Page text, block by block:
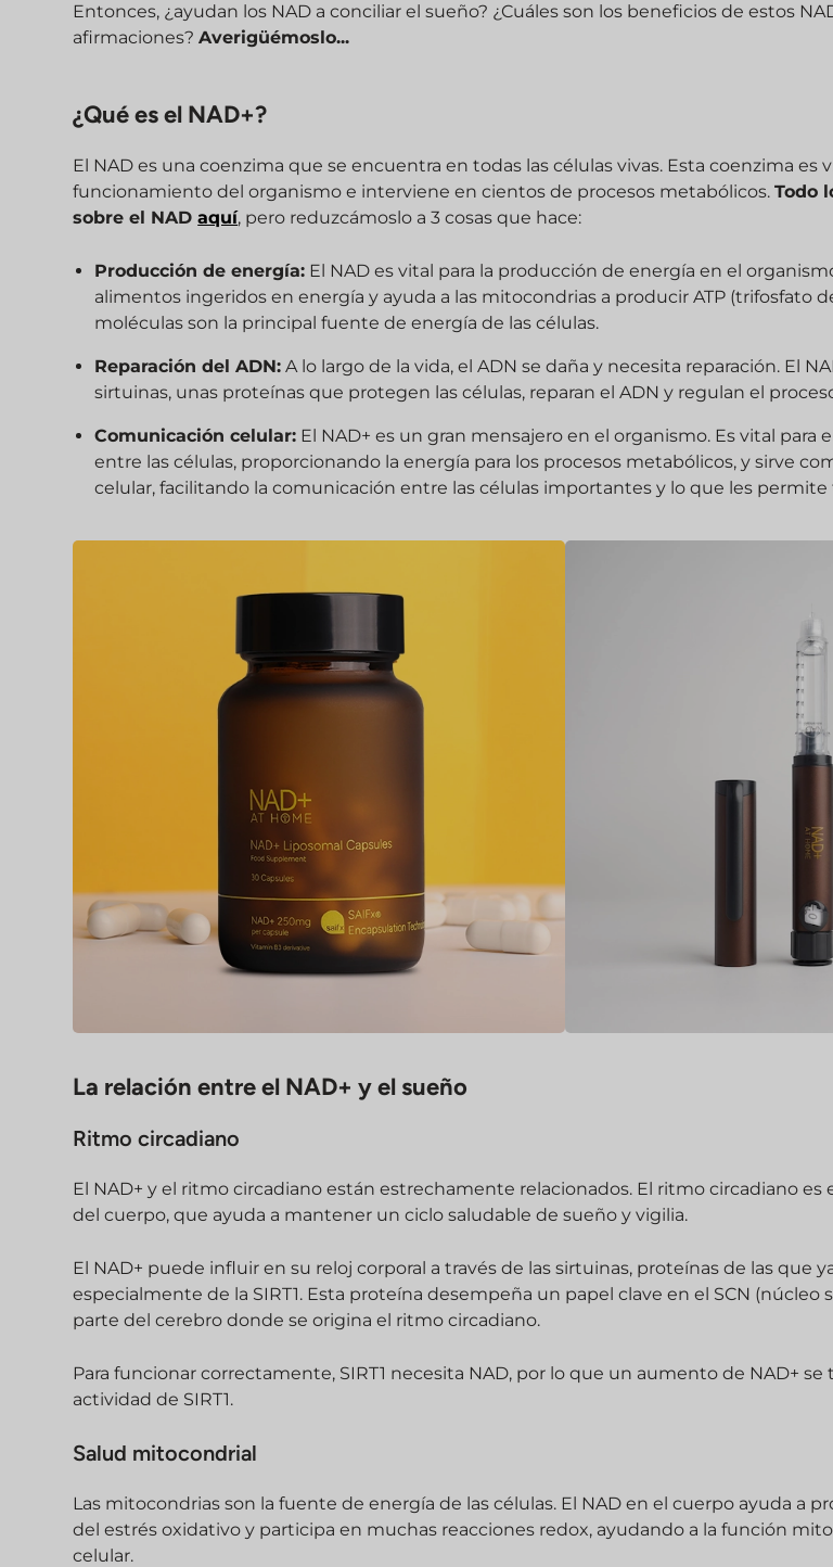
Entonces, ¿ayudan los NAD a conciliar el sueño? ¿Cuáles son los beneficios de estos
afirmaciones?Averigüémoslo...
¿Qué es el NAD+?
El NAD es una coenzima que se encuentra en todas las células vivas. Esta coenzima es
funcionamiento del organismo e interviene en cientos de procesos metabólicos.Todo
sobre el NADaquí, pero reduzcámoslo a 3 cosas que hace:
Producción de energía: El NAD es vital para la producción de energía en el
alimentos ingeridos en energía y ayuda a las mitocondrias a producir ATP (trifosfato
moléculas son la principal fuente de energía de las células.
Reparación del ADN: A lo largo de la vida, el ADN se daña y necesita reparación. El
sirtuinas, unas proteínas que protegen las células, reparan el ADN y regulan el
Comunicación celular: El NAD+ es un gran mensajero en el organismo. Es vital para
entre las células, proporcionando la energía para los procesos metabólicos, y sirve
celular, facilitando la comunicación entre las células importantes y lo que les permite
La relación entre el NAD+ y el sueño
Ritmo circadiano
El NAD+ y el ritmo circadiano están estrechamente relacionados. El ritmo circadiano es
del cuerpo, que ayuda a mantener un ciclo saludable de sueño y vigilia.
El NAD+ puede influir en su reloj corporal a través de las sirtuinas, proteínas de las que
especialmente de la SIRT1. Esta proteína desempeña un papel clave en el SCN (núcleo
parte del cerebro donde se origina el ritmo circadiano.
Para funcionar correctamente, SIRT1 necesita NAD, por lo que un aumento de NAD+
actividad de SIRT1.
Salud mitocondrial
Las mitocondrias son la fuente de energía de las células. El NAD en el cuerpo ayuda a
del estrés oxidativo y participa en muchas reacciones redox, ayudando a la función
celular.